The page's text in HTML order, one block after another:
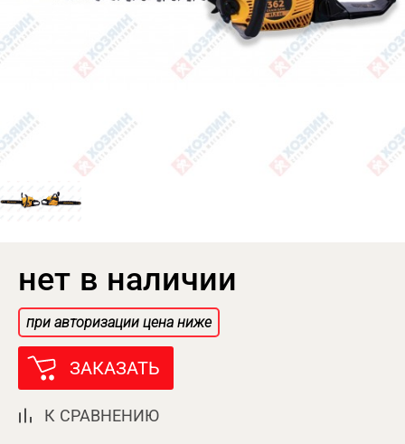
нет в наличии
при авторизации цена ниже
ЗАКАЗАТЬ
К СРАВНЕНИЮ